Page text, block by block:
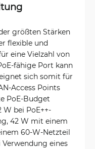
größten Stärken
flexible und
eine Vielzahl von
fähige Port kann
sich somit für
Access Points
PoE-Budget
bei PoE++-
42 W mit einem
60-W-Netzteil
eines